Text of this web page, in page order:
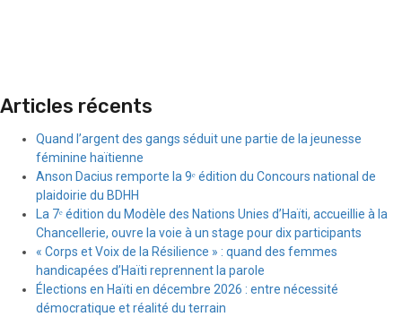
Articles récents
Quand l’argent des gangs séduit une partie de la jeunesse
féminine haïtienne
Anson Dacius remporte la 9ᵉ édition du Concours national de
plaidoirie du BDHH
La 7ᵉ édition du Modèle des Nations Unies d’Haïti, accueillie à la
Chancellerie, ouvre la voie à un stage pour dix participants
« Corps et Voix de la Résilience » : quand des femmes
handicapées d’Haïti reprennent la parole
Élections en Haïti en décembre 2026 : entre nécessité
démocratique et réalité du terrain